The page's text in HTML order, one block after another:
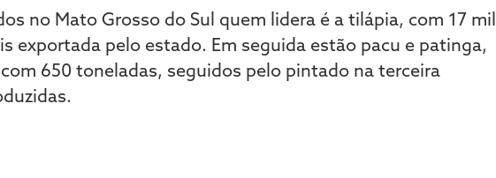
no Mato Grosso do Sul quem lidera é a tilápia, com 17 mil
exportada pelo estado. Em seguida estão pacu e patinga,
650 toneladas, seguidos pelo pintado na terceira